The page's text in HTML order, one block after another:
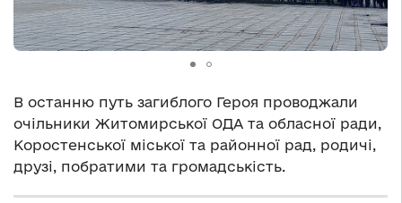
В останню путь загиблого Героя проводжали
очільники Житомирської ОДА та обласної ради,
Коростенської міської та районної рад, родичі,
друзі, побратими та громадськість.